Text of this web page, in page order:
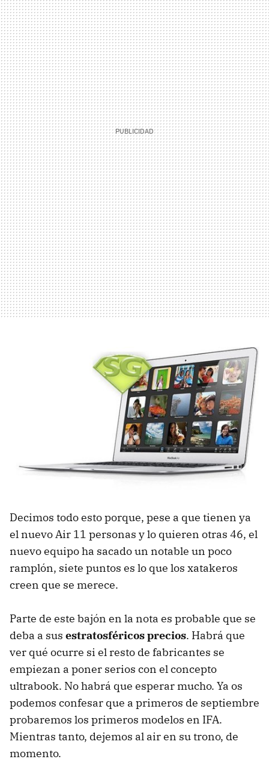
Decimos todo esto porque, pese a que tienen ya
el nuevo Air 11 personas y lo quieren otras 46, el
nuevo equipo ha sacado un notable un poco
ramplón, siete puntos es lo que los xatakeros
creen que se merece.
Parte de este bajón en la nota es probable que se
deba a sus estratosféricos precios. Habrá que
ver qué ocurre si el resto de fabricantes se
empiezan a poner serios con el concepto
ultrabook. No habrá que esperar mucho. Ya os
podemos confesar que a primeros de septiembre
probaremos los primeros modelos en IFA.
Mientras tanto, dejemos al air en su trono, de
momento.